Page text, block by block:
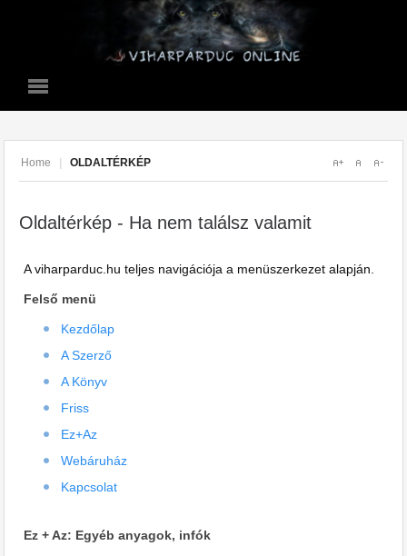
Home | OLDALTÉRKÉP
Oldaltérkép - Ha nem találsz valamit
A viharparduc.hu teljes navigációja a menüszerkezet alapján.
Felső menü
Kezdőlap
A Szerző
A Könyv
Friss
Ez+Az
Webáruház
Kapcsolat
Ez + Az: Egyéb anyagok, infók